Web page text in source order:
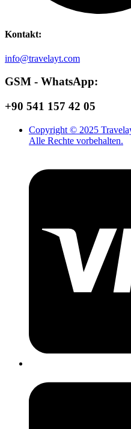
Kontakt:
info@travelayt.com
GSM - WhatsApp:
+90 541 157 42 05
Copyright © 2025
Alle Rechte vorbehalten.